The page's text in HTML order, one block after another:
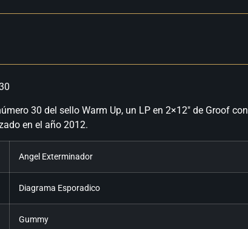
30 del sello Warm Up, un LP en 2×12″ de Groof con
en el año 2012.
Angel Exterminador
Diagrama Esporadico
Gummy